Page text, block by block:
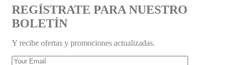
REGÍSTRATE PARA NUESTRO
BOLETÍN
Y recibe ofertas y promociones actualizadas.